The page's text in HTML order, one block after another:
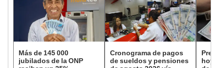
Más de 145 000
jubilados de la ONP
Cronograma de pagos
de sueldos y pensiones
hoy,